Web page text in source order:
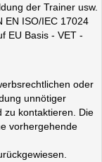
der Trainer usw.
EN ISO/IEC 17024
EU Basis - VET -
oder
unnötiger
zu kontaktieren. Die
vorhergehende